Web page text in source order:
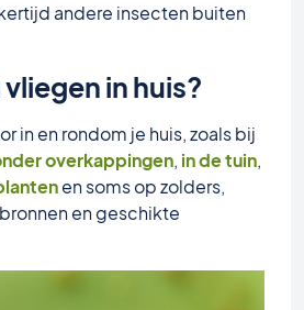
andere insecten buiten
in huis?
in en rondom je huis, zoals bij
overkappingen, in de tuin,
en soms op zolders,
en geschikte